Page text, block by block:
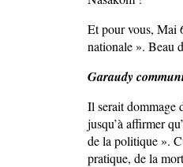
Et pour vous, Mai
nationale ». Beau
Garaudy
Il serait dommage
jusqu’à affirmer
de la politique ».
pratique, de la